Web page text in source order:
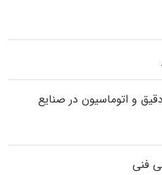
و اتوماسیون در صنایع
فنی